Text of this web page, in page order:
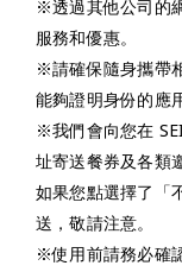
※透過其他公司的
服務和優惠。
※請確保隨身攜帶
能夠證明身份的應
※我們會向您在
址寄送餐券及各類
如果您點選擇了「
送，敬請注意。
※使用前請務必確